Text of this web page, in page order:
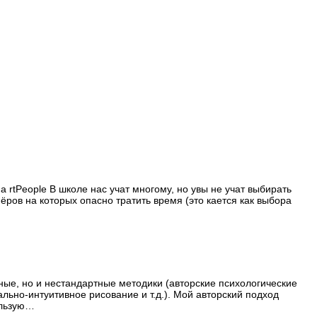
В школе нас учат многому, но увы не учат выбирать
на которых опасно тратить время (это кается как выбора
и нестандартные методики (авторские психологические
интуитивное рисование и т.д.). Мой авторский подход